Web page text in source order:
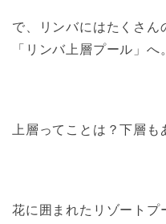
で、リンバにはたくさん
「リンバ上層プール」へ
上層ってことは？下層も
花に囲まれたリゾートプ